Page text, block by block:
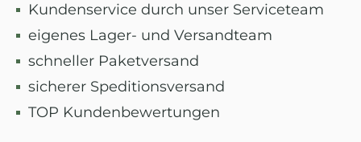
Kundenservice durch unser Serviceteam
eigenes Lager- und Versandteam
schneller Paketversand
sicherer Speditionsversand
TOP Kundenbewertungen